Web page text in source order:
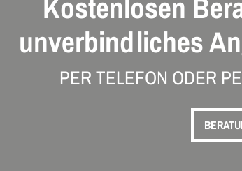
unverbindliches
PER TELEFON ODER